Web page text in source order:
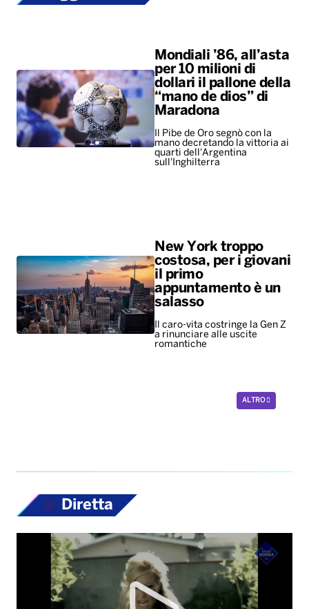
Mondiali ’86, all’asta
per 10 milioni di
dollari il pallone della
“mano de dios” di
Maradona
Il Pibe de Oro segnò con la
mano decretando la vittoria ai
quarti dell'Argentina
sull'Inghilterra
New York troppo
costosa, per i giovani
il primo
appuntamento è un
salasso
Il caro-vita costringe la Gen Z
a rinunciare alle uscite
romantiche
ALTRO
Diretta